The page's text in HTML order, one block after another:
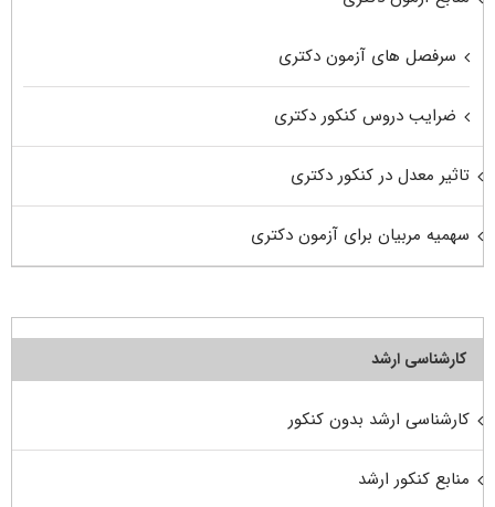
سرفصل های آزمون دکتری
ضرایب دروس کنکور دکتری
تاثیر معدل در کنکور دکتری
سهمیه مربیان برای آزمون دکتری
کارشناسی ارشد
کارشناسی ارشد بدون کنکور
منابع کنکور ارشد